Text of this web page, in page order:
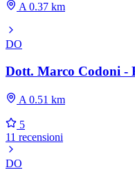
A 0.37 km
DO
Dott. Marco Codoni -
A 0.51 km
5
11 recensioni
DO